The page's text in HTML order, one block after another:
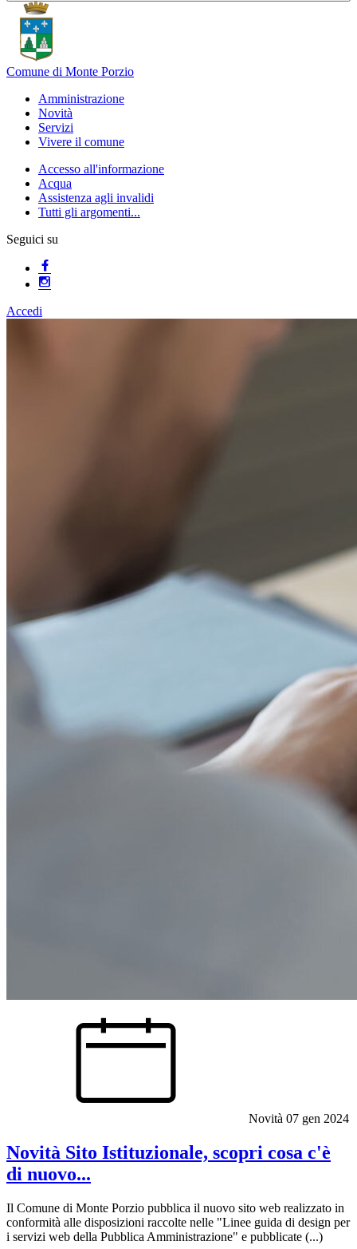
Comune di Monte Porzio
Amministrazione
Novità
Servizi
Vivere il comune
Accesso all'informazione
Acqua
Assistenza agli invalidi
Tutti gli argomenti...
Seguici su
Accedi
Novità 07 gen 2024
Novità Sito Istituzionale, scopri cosa c'è
di nuovo...
Il Comune di Monte Porzio pubblica il nuovo sito web realizzato in
conformità alle disposizioni raccolte nelle "Linee guida di design per
i servizi web della Pubblica Amministrazione" e pubblicate (...)